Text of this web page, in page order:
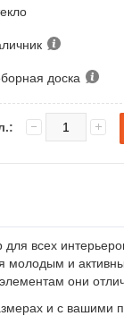
доска
для всех
молодым и
они
и с вашими